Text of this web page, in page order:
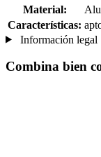
Material:
Características:
Información legal
Combina bien